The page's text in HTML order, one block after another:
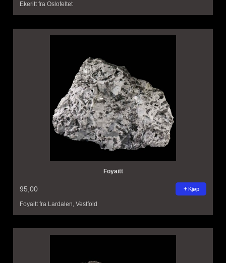
Ekeritt fra Oslofeltet
Foyaitt
95,00 Kjøp
Foyaitt fra Lardalen, Vestfold